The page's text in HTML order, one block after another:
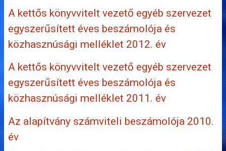
A kettős könyvvitelt vezető egyéb szervezet
egyszerűsített éves beszámolója és
közhasznúsági melléklet 2012. év
A kettős könyvvitelt vezető egyéb szervezet
egyszerűsített éves beszámolója és
közhasznúsági melléklet 2011. év
Az alapítvány számviteli beszámolója 2010.
év